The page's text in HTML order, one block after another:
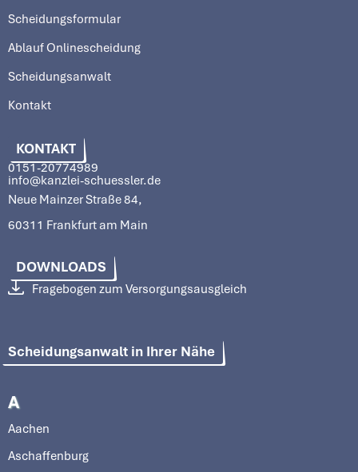
Scheidungsformular
Ablauf Onlinescheidung
Scheidungsanwalt
Kontakt
KONTAKT
0151-20774989
info@kanzlei-schuessler.de
Neue Mainzer Straße 84,
60311 Frankfurt am Main
DOWNLOADS
Fragebogen zum Versorgungsausgleich
Scheidungsanwalt in Ihrer Nähe
A
Aachen
Aschaffenburg